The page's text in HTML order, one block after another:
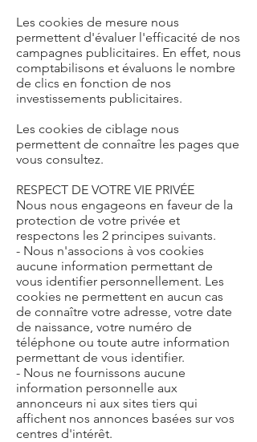
Les cookies de mesure nous
permettent d'évaluer l'efficacité de nos
campagnes publicitaires. En effet, nous
comptabilisons et évaluons le nombre
de clics en fonction de nos
investissements publicitaires.
Les cookies de ciblage nous
permettent de connaître les pages que
vous consultez.
RESPECT DE VOTRE VIE PRIVÉE
Nous nous engageons en faveur de la
protection de votre privée et
respectons les 2 principes suivants.
- Nous n'associons à vos cookies
aucune information permettant de
vous identifier personnellement. Les
cookies ne permettent en aucun cas
de connaître votre adresse, votre date
de naissance, votre numéro de
téléphone ou toute autre information
permettant de vous identifier.
- Nous ne fournissons aucune
information personnelle aux
annonceurs ni aux sites tiers qui
affichent nos annonces basées sur vos
centres d'intérêt.